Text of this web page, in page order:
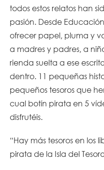
todos estos relatos han
pasión. Desde
ofrecer papel, pluma y
a madres y padres, a
rienda suelta a ese
dentro. 11 pequeñas
pequeños tesoros que
cual botín pirata en 5
disfrutéis.
“Hay más tesoros en los
pirata de la Isla del